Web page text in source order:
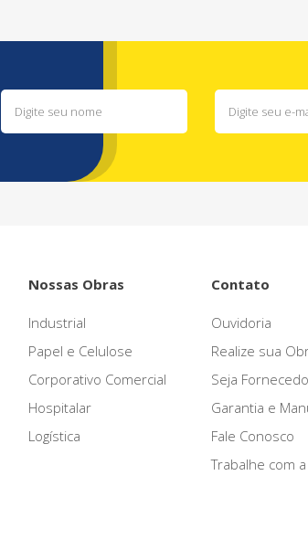
Nossas Obras
Industrial
Papel e Celulose
Corporativo Comercial
Hospitalar
Logística
Contato
Ouvidoria
Realize sua
Seja
Garantia e
Fale Conosco
Trabalhe com